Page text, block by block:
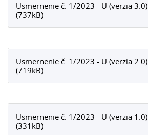
Usmernenie č. 1/2023 - U (verzia 3.0)
(737kB)
Usmernenie č. 1/2023 - U (verzia 2.0)
(719kB)
Usmernenie č. 1/2023 - U (verzia 1.0)
(331kB)